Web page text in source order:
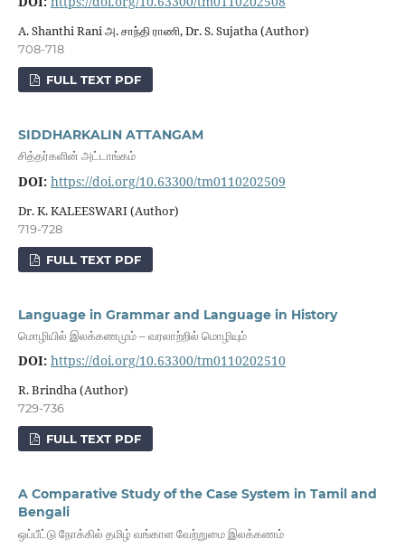
A. Shanthi Rani அ. சாந்தி ராணி, Dr. S. Sujatha (Author)
708-718
FULL TEXT PDF
SIDDHARKALIN ATTANGAM
சித்தர்களின் அட்டாங்கம்
DOI: https://doi.org/10.63300/tm0110202509
Dr. K. KALEESWARI (Author)
719-728
FULL TEXT PDF
Language in Grammar and Language in History
மொழியில் இலக்கணமும் – வரலாற்றில் மொழியும்
DOI: https://doi.org/10.63300/tm0110202510
R. Brindha (Author)
729-736
FULL TEXT PDF
A Comparative Study of the Case System in Tamil and
Bengali
ஒப்பீட்டு நோக்கில் தமிழ் வங்காள வேற்றுமை இலக்கணம்